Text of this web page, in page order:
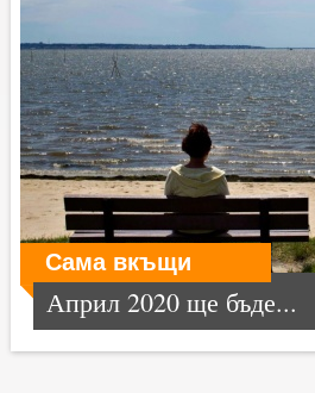
Сама вкъщи
Април 2020 ще бъде...